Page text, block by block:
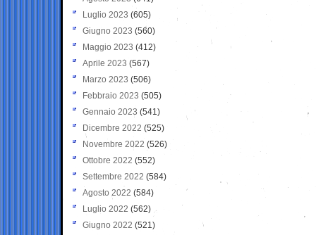
Luglio 2023 (605)
Giugno 2023 (560)
Maggio 2023 (412)
Aprile 2023 (567)
Marzo 2023 (506)
Febbraio 2023 (505)
Gennaio 2023 (541)
Dicembre 2022 (525)
Novembre 2022 (526)
Ottobre 2022 (552)
Settembre 2022 (584)
Agosto 2022 (584)
Luglio 2022 (562)
Giugno 2022 (521)